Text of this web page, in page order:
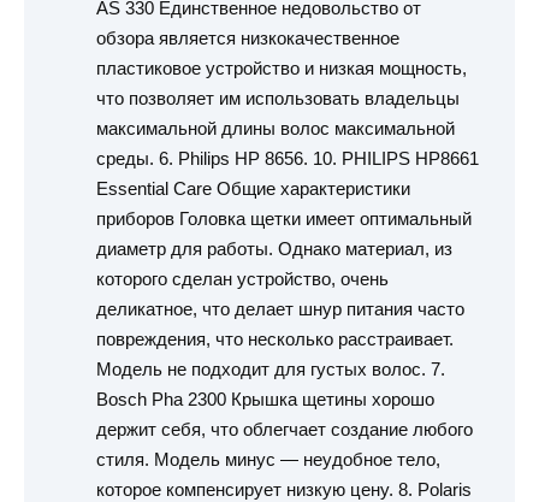
AS 330 Единственное недовольство от
обзора является низкокачественное
пластиковое устройство и низкая мощность,
что позволяет им использовать владельцы
максимальной длины волос максимальной
среды. 6. Philips HP 8656. 10. PHILIPS HP8661
Essential Care Общие характеристики
приборов Головка щетки имеет оптимальный
диаметр для работы. Однако материал, из
которого сделан устройство, очень
деликатное, что делает шнур питания часто
повреждения, что несколько расстраивает.
Модель не подходит для густых волос. 7.
Bosch Pha 2300 Крышка щетины хорошо
держит себя, что облегчает создание любого
стиля. Модель минус — неудобное тело,
которое компенсирует низкую цену. 8. Polaris